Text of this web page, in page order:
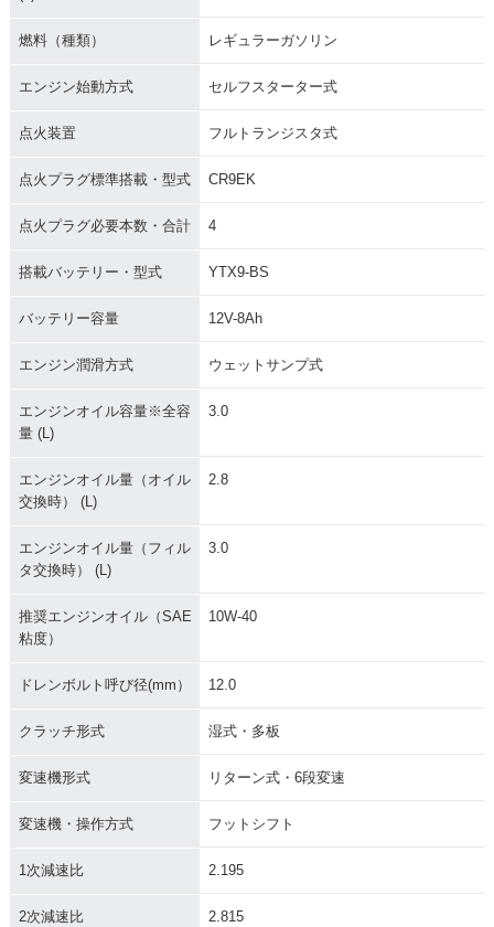
燃料（種類） レギュラーガソリン
エンジン始動方式 セルフスターター式
点火装置 フルトランジスタ式
点火プラグ標準搭載・型式 CR9EK
点火プラグ必要本数・合計 4
搭載バッテリー・型式 YTX9-BS
バッテリー容量 12V-8Ah
エンジン潤滑方式 ウェットサンプ式
エンジンオイル容量※全容
量 (L)
3.0
エンジンオイル量（オイル
交換時） (L)
2.8
エンジンオイル量（フィル
タ交換時） (L)
3.0
推奨エンジンオイル（SAE
粘度）
10W-40
ドレンボルト呼び径(mm） 12.0
クラッチ形式 湿式・多板
変速機形式 リターン式・6段変速
変速機・操作方式 フットシフト
1次減速比 2.195
2次減速比 2.815